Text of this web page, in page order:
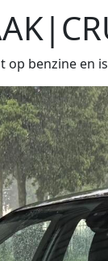
op benzine en